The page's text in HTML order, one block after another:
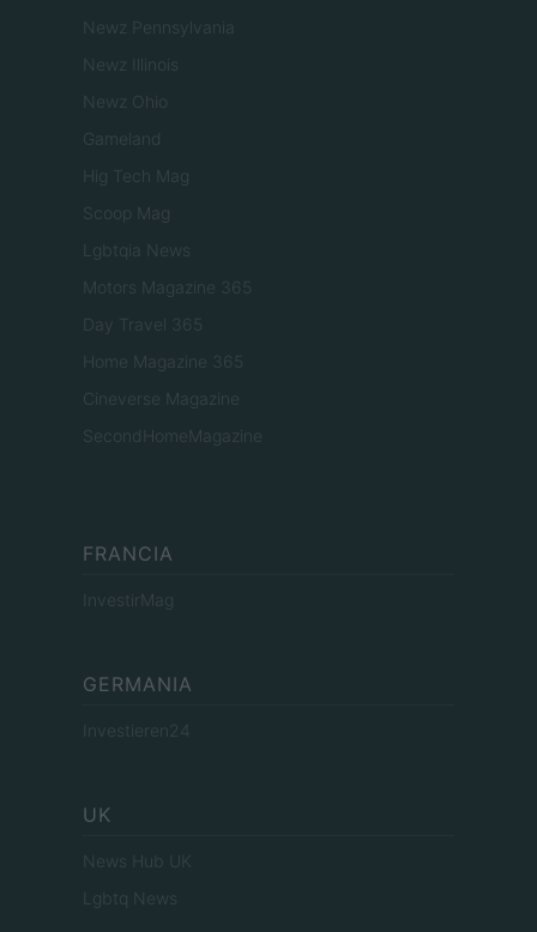
Newz Pennsylvania
Newz Illinois
Newz Ohio
Gameland
Hig Tech Mag
Scoop Mag
Lgbtqia News
Motors Magazine 365
Day Travel 365
Home Magazine 365
Cineverse Magazine
SecondHomeMagazine
FRANCIA
InvestirMag
GERMANIA
Investieren24
UK
News Hub UK
Lgbtq News